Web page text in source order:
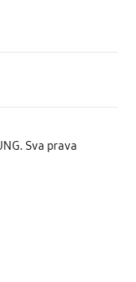
Sva prava